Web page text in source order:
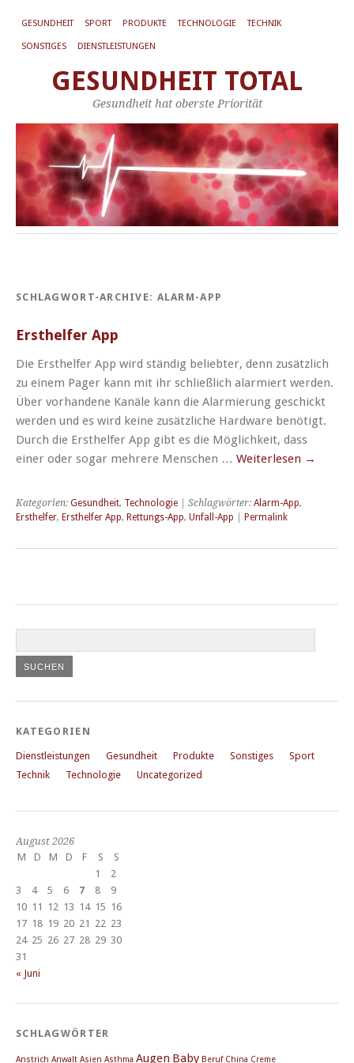
GESUNDHEIT SPORT PRODUKTE TECHNOLOGIE TECHNIK
SONSTIGES DIENSTLEISTUNGEN
GESUNDHEIT TOTAL
Gesundheit hat oberste Priorität
SCHLAGWORT-ARCHIVE: ALARM-APP
Ersthelfer App
Die Ersthelfer App wird ständig beliebter, denn zusätzlich
zu einem Pager kann mit ihr schließlich alarmiert werden.
Über vorhandene Kanäle kann die Alarmierung geschickt
werden und es wird keine zusätzliche Hardware benötigt.
Durch die Ersthelfer App gibt es die Möglichkeit, dass
einer oder sogar mehrere Menschen … Weiterlesen →
Kategorien: Gesundheit, Technologie | Schlagwörter: Alarm-App,
Ersthelfer, Ersthelfer App, Rettungs-App, Unfall-App Permalink
KATEGORIEN
Dienstleistungen Gesundheit Produkte Sonstiges
Sport
Technik
Technologie Uncategorized
August 2026
M
D M D F S
S
1
2
3
4 5 6 7 8
9
10 11 12 13 14 15 16
17 18 19 20 21 22 23
24 25 26 27 28 29 30
31
« Juni
SCHLAGWÖRTER
Anstrich Anwalt Asien Asthma Augen Baby Beruf China Creme